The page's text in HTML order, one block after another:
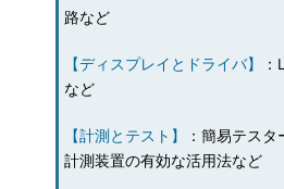
路など
【ディスプレイとドライバ】
など
【計測とテスト】
：簡易テス
計測装置の有効な活用法など